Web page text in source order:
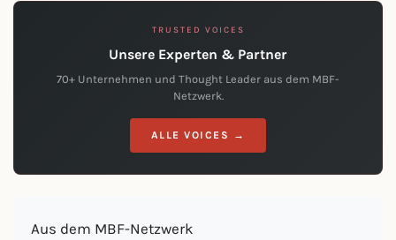
TRUSTED VOICES
Unsere Experten & Partner
70+ Unternehmen und Thought Leader aus dem MBF-
Netzwerk.
ALLE VOICES →
Aus dem MBF-Netzwerk